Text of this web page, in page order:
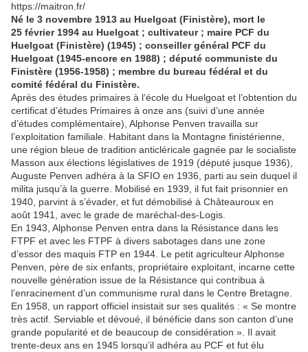
https://maitron.fr/
Né le 3 novembre 1913 au Huelgoat (Finistère), mort le
25 février 1994 au Huelgoat ; cultivateur ; maire PCF du
Huelgoat (Finistère) (1945) ; conseiller général PCF du
Huelgoat (1945-encore en 1988) ; député communiste du
Finistère (1956-1958) ; membre du bureau fédéral et du
comité fédéral du Finistère.
Après des études primaires à l’école du Huelgoat et l’obtention du
certificat d’études Primaires à onze ans (suivi d’une année
d’études complémentaire), Alphonse Penven travailla sur
l’exploitation familiale. Habitant dans la Montagne finistérienne,
une région bleue de tradition anticléricale gagnée par le socialiste
Masson aux élections législatives de 1919 (député jusque 1936),
Auguste Penven adhéra à la SFIO en 1936, parti au sein duquel il
milita jusqu’à la guerre. Mobilisé en 1939, il fut fait prisonnier en
1940, parvint à s’évader, et fut démobilisé à Châteauroux en
août 1941, avec le grade de maréchal-des-Logis.
En 1943, Alphonse Penven entra dans la Résistance dans les
FTPF et avec les FTPF à divers sabotages dans une zone
d’essor des maquis FTP en 1944. Le petit agriculteur Alphonse
Penven, père de six enfants, propriétaire exploitant, incarne cette
nouvelle génération issue de la Résistance qui contribua à
l’enracinement d’un communisme rural dans le Centre Bretagne.
En 1958, un rapport officiel insistait sur ses qualités : « Se montre
très actif. Serviable et dévoué, il bénéficie dans son canton d’une
grande popularité et de beaucoup de considération ». Il avait
trente-deux ans en 1945 lorsqu’il adhéra au PCF et fut élu